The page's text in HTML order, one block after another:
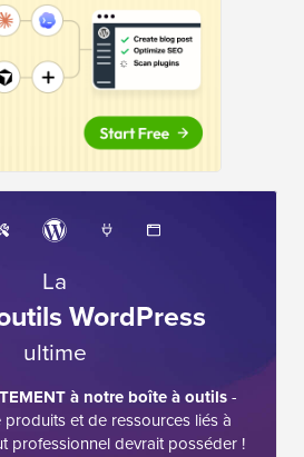
La
WordPress
ultime
à notre boîte à outils-
et de ressources liés à
professionnel devrait posséder !